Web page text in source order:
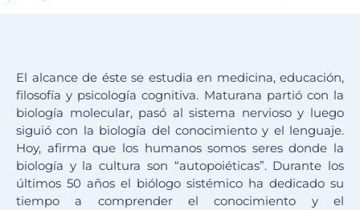
El alcance de éste se estudia en medicina, educación,
filosofía y psicología cognitiva. Maturana partió con la
biología molecular, pasó al sistema nervioso y luego
siguió con la biología del conocimiento y el lenguaje.
Hoy, afirma que los humanos somos seres donde la
biología y la cultura son “autopoiéticas”. Durante los
últimos 50 años el biólogo sistémico ha dedicado su
tiempo a comprender el conocimiento y el